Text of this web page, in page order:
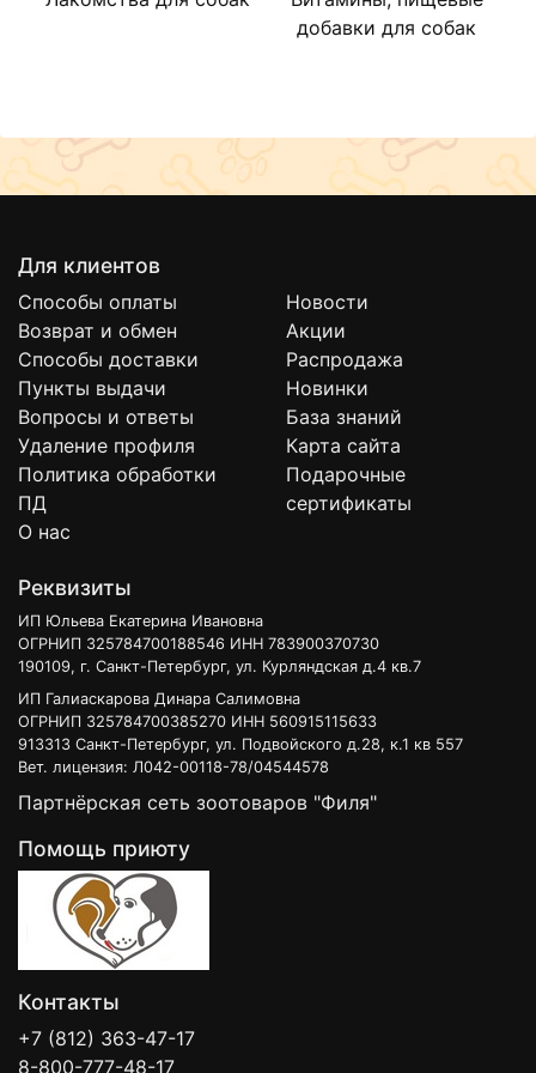
белок укрепляет шерсть и делает ее гладкой и
блестящей.
Очищающие средства, полученные из
восстанавливаемого и 100% биоразлагаемого
источника кокосового масла.
Очищенная вода
Кокосульфат натрия (sodium coco sulfate) — очищающее
вещество, эмульгатор. Рейтинг 4 из 5 на сайте
ECOGOLIK.RU
применяется в самых дорогих шампунях. Сахарное ПАВ,
стабилизатор эмульсии, поддерживает водный баланс
кожи, загуститель. Рейтинг 5 из 5 на сайте ECOGOLIK.RU
Кокамидопропиламина оксид
— эмульгатор, увлажняет кожу. Придает блеск шерсти,
делает волос более гибкими и здоровыми. Рейтинг 1 из 10
по шкале опасности сайта EWG.ORG
Rapeseedamide) — ПАВ, загуститель, эмульгатор. Рейтинг
1-3 из 10 по шкале опасности сайта EWG.ORG
Отдушка(perfume)
Лимонная кислота(citric acid) — натуральный ингредиент.
Очищение кожи и пилинг, антиоксидант, консервант,
стабилизирует кислотность, отбеливание кожи,
укрепление ногтевой пластины, улучшает рост волос,
добавки для собак
Для клиентов
Способы оплаты
Возврат и обмен
Способы доставки
Пункты выдачи
Вопросы и ответы
Удаление профиля
Политика обработки
ПД
О нас
Новости
Акции
Распродажа
Новинки
База знаний
Карта сайта
Подарочные
сертификаты
Реквизиты
ИП Юльева Екатерина Ивановна
ОГРНИП 325784700188546 ИНН 783900370730
190109, г. Санкт-Петербург, ул. Курляндская д.4 кв.7
ИП Галиаскарова Динара Салимовна
ОГРНИП 325784700385270 ИНН 560915115633
913313 Санкт-Петербург, ул. Подвойского д.28, к.1 кв 557
Вет. лицензия: Л042-00118-78/04544578
Партнёрская сеть зоотоваров "Филя"
Помощь приюту
Контакты
+7 (812) 363-47-17
8-800-777-48-17